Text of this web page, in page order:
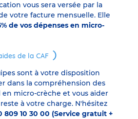
vous sera versée par la
votre facture mensuelle. Elle
de vos dépenses en micro-
de la CAF
sont à votre disposition
dans la compréhension des
en micro-crèche et vous aider
à votre charge. N'hésitez
809 10 30 00 (Service gratuit +